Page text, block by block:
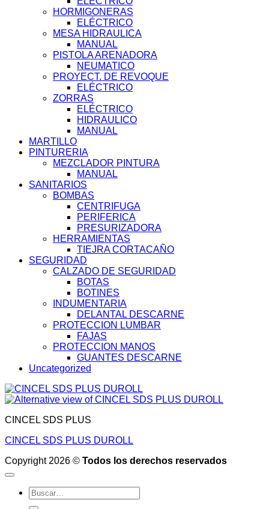
HORMIGONERAS
ELÉCTRICO
MESA HIDRAULICA
MANUAL
PISTOLA ARENADORA
NEUMATICO
PROYECT. DE REVOQUE
ELÉCTRICO
ZORRAS
ELÉCTRICO
HIDRAULICO
MANUAL
MARTILLO
PINTURERIA
MEZCLADOR PINTURA
MANUAL
SANITARIOS
BOMBAS
CENTRIFUGA
PERIFERICA
PRESURIZADORA
HERRAMIENTAS
TIEJRA CORTACAÑO
SEGURIDAD
CALZADO DE SEGURIDAD
BOTAS
BOTINES
INDUMENTARIA
DELANTAL DESCARNE
PROTECCION LUMBAR
FAJAS
PROTECCION MANOS
GUANTES DESCARNE
Uncategorized
CINCEL SDS PLUS
CINCEL SDS PLUS DUROLL
Copyright 2026 © Todos los derechos reservados
Buscar
por: